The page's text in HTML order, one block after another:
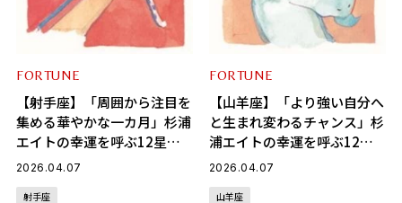
FORTUNE
【射手座】「周囲から注目を
集める華やかな一カ月」杉浦
エイトの幸運を呼ぶ12星座
占い（4/7～5/6）
2026.04.07
射手座
FORTUNE
【山羊座】「より強い自分へ
と生まれ変わるチャンス」杉
浦エイトの幸運を呼ぶ12星
座占い（4/7～5/6）
2026.04.07
山羊座